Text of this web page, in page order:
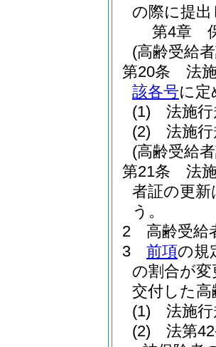
の際に提
第4章
(高齢受給
第20条
法
該各号に
(1)
法施
(2)
法施
(高齢受給
第21条
法
者証の更
う。
2
高齢受給
3
前項の規
の割合が
交付した
(1)
法施
(2)
法第